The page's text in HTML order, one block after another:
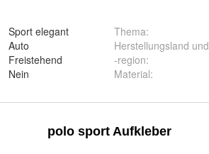
Sport elegant
Auto
Freistehend
Nein
Thema:
Herstellungsland und
-region:
Material: